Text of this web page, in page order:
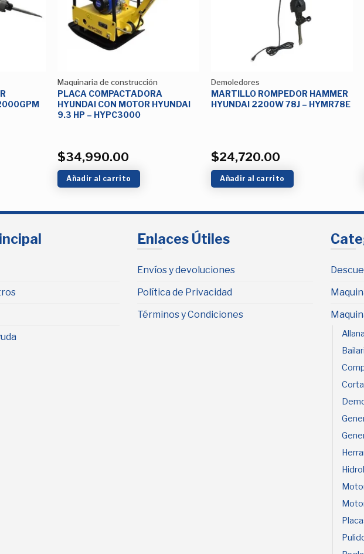
Maquinaria de construcción
PLACA COMPACTADORA
HYUNDAI CON MOTOR HYUNDAI
9.3 HP – HYPC3000
$34,990.00
Añadir al carrito
Demoledores
MARTILLO ROMPEDOR HAMMER
HYUNDAI 2200W 78J – HYMR78E
$24,720.00
Añadir al carrito
Enlaces Útiles
Envíos y devoluciones
Política de Privacidad
Términos y Condiciones